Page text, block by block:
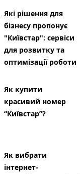
Які рішення для
бізнесу пропонує
"Київстар": сервіси
для розвитку та
оптимізації роботи
Як купити
красивий номер
“Київстар”?
Як вибрати
інтернет-